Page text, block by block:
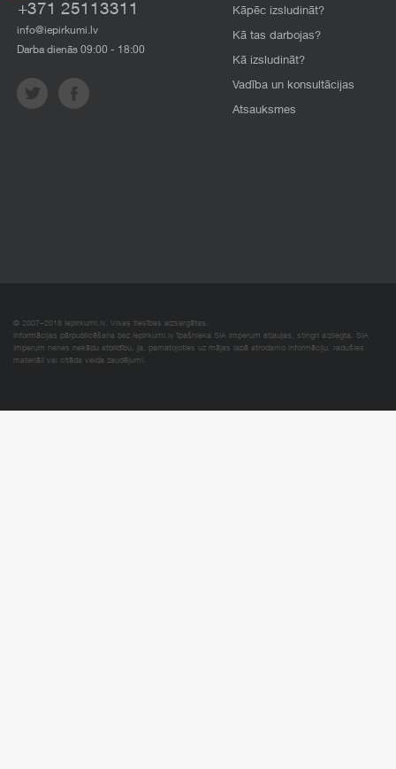
+371 25113311
info@iepirkumi.lv
Darba dienās 09:00 - 18:00
Kāpēc izsludināt?
Kā tas darbojas?
Kā izsludināt?
Vadība un konsultācijas
Atsauksmes
© 2007–2018 Iepirkumi.lv. Visas tiesības aizsargātas.
Informācijas pārpublicēšana bez iepirkumi.lv īpašnieka SIA Imperum atļaujas, stingri aizliegta. SIA
Imperum nenes nekādu atbildību, ja, pamatojoties uz mājas lapā atrodamo informāciju, radušies
materiāli vai citāda veida zaudējumi.